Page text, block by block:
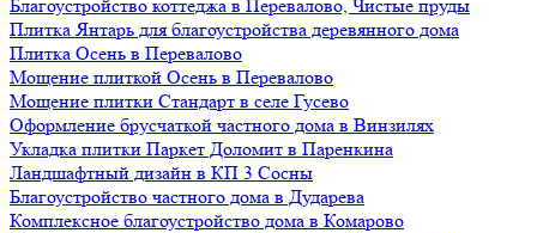
Благоустройство коттеджа в Перевалово, Чистые пруды
Плитка Янтарь для благоустройства деревянного дома
Плитка Осень в Перевалово
Мощение плиткой Осень в Перевалово
Мощение плитки Стандарт в селе Гусево
Оформление брусчаткой частного дома в Винзилях
Укладка плитки Паркет Доломит в Паренкина
Ландшафтный дизайн в КП 3 Сосны
Благоустройство частного дома в Дударева
Комплексное благоустройство дома в Комарово